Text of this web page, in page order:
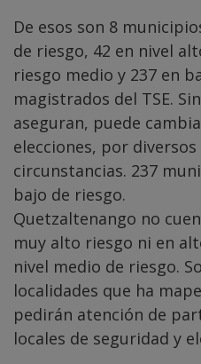
De esos son 8
de riesgo, 42 en nivel
riesgo medio y 237 en
magistrados del TSE.
aseguran, puede
elecciones, por
circunstancias. 237
bajo de riesgo.
Quetzaltenango no
muy alto riesgo ni en
nivel medio de riesgo.
localidades que ha
pedirán atención de
locales de seguridad y